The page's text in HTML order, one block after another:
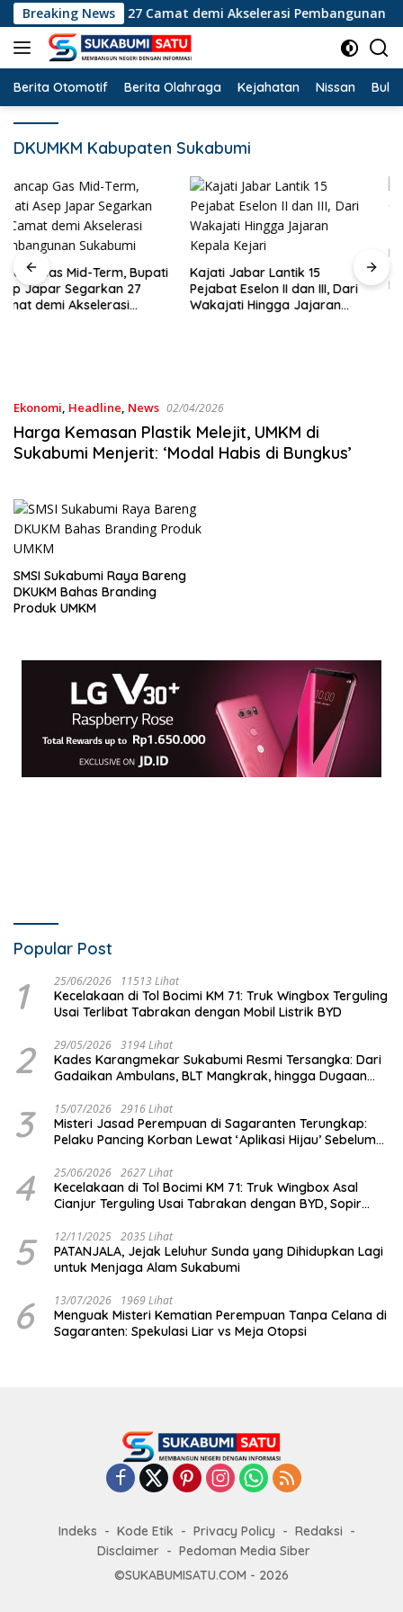
Langsung
ke
konten
Breaking News
Japar Segarkan 27 Camat demi Akselerasi Pembangunan
Berita Otomotif Berita Olahraga Kejahatan Nissan
DKUMKM Kabupaten Sukabumi
Kajati Jabar Lantik 15
Pejabat Eselon II dan III, Dari
Wakajati Hingga Jajaran
Kebakaran Melalap
Cabe Cimaja Cikakak,
Kopdes Merah Putih
Terancam
Ekonomi, Headline, News 02/04/2026
Harga Kemasan Plastik Melejit, UMKM di
Sukabumi Menjerit: ‘Modal Habis di Bungkus’
SMSI Sukabumi Raya Bareng
DKUKM Bahas Branding
Produk UMKM
Popular Post
1 25/06/2026 11513 Lihat
Kecelakaan di Tol Bocimi KM 71: Truk Wingbox Terguling
Usai Terlibat Tabrakan dengan Mobil Listrik BYD
2 29/05/2026 3194 Lihat
Kades Karangmekar Sukabumi Resmi Tersangka: Dari
Gadaikan Ambulans, BLT Mangkrak, hingga Dugaan
3 15/07/2026 2916 Lihat
Misteri Jasad Perempuan di Sagaranten Terungkap:
Pelaku Pancing Korban Lewat ‘Aplikasi Hijau’ Sebelum
4 25/06/2026 2627 Lihat
Kecelakaan di Tol Bocimi KM 71: Truk Wingbox Asal
Cianjur Terguling Usai Tabrakan dengan BYD, Sopir
5 12/11/2025 2035 Lihat
PATANJALA, Jejak Leluhur Sunda yang Dihidupkan Lagi
untuk Menjaga Alam Sukabumi
6 13/07/2026 1969 Lihat
Menguak Misteri Kematian Perempuan Tanpa Celana di
Sagaranten: Spekulasi Liar vs Meja Otopsi
Indeks Kode Etik Privacy Policy
Redaksi
Disclaimer
Pedoman Media Siber
©SUKABUMISATU.COM - 2026